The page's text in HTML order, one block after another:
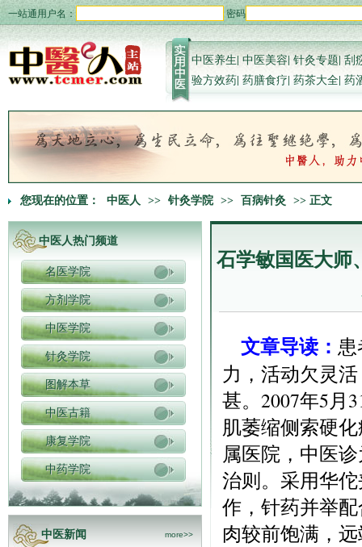
一站通用户名： 密码
中医养生|中医美容|针灸专题|刮
验方效药| 药膳食疗| 药茶大全| 药
您现在的位置： 中医人 >> 针灸学院 >> 百病针灸 >> 正文
中医人热门频道
名医学院
方剂学院
中医学院
针灸学院
图解本草
中医古籍
康复学院
中药学院
中医新闻 more>>
石学敏国医大师
文章导读：
力，活动欠灵
甚。2007年5月
肌萎缩侧索硬
属医院，中医
治则。采用华
作，针药并举
肉较前饱满，